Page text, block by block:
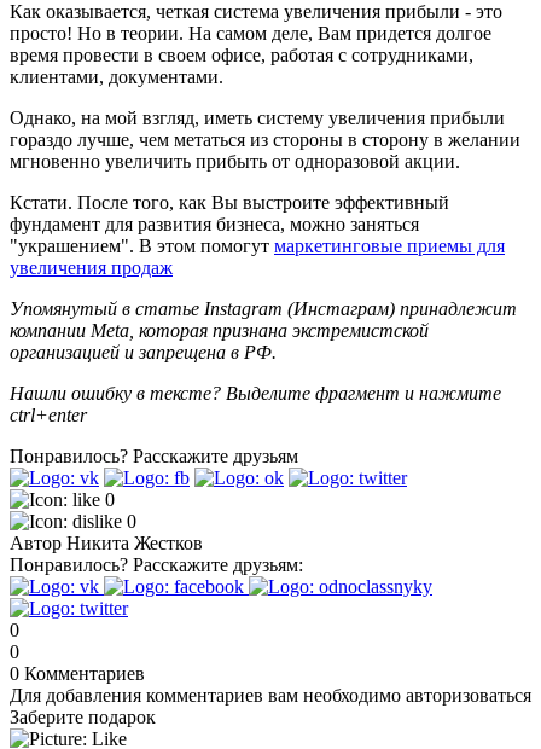
Как оказывается, четкая система увеличения прибыли - это
просто! Но в теории. На самом деле, Вам придется долгое
время провести в своем офисе, работая с сотрудниками,
клиентами, документами.
Однако, на мой взгляд, иметь систему увеличения прибыли
гораздо лучше, чем метаться из стороны в сторону в желании
мгновенно увеличить прибыть от одноразовой акции.
Кстати. После того, как Вы выстроите эффективный
фундамент для развития бизнеса, можно заняться
"украшением". В этом помогут маркетинговые приемы для
увеличения продаж
Упомянутый в статье Instagram (Инстаграм) принадлежит
компании Meta, которая признана экстремистской
организацией и запрещена в РФ.
Нашли ошибку в тексте? Выделите фрагмент и нажмите
ctrl+enter
Понравилось? Расскажите друзьям
0
0
Автор Никита Жестков
Понравилось? Расскажите друзьям:
0
0
0 Комментариев
Для добавления комментариев вам необходимо авторизоваться
Заберите подарок